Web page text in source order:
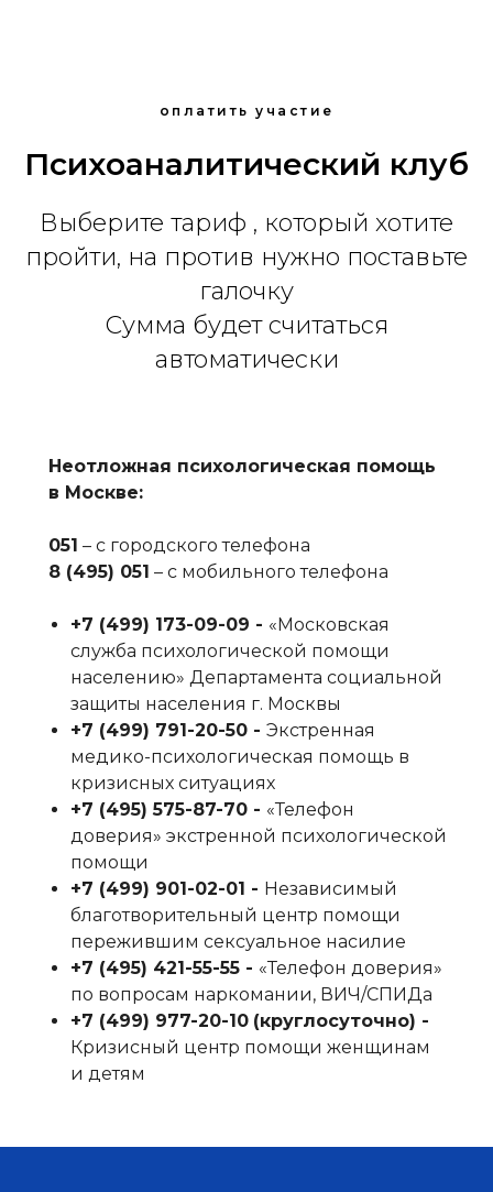
оплатить участие
Психоаналитический клуб
Выберите тариф , который хотите
пройти, на против нужно поставьте
галочку
Сумма будет считаться
автоматически
Неотложная психологическая помощь
в Москве:
051 – с городского телефона
8 (495) 051 – с мобильного телефона
+7 (499) 173-09-09‬ - «Московская
служба психологической помощи
населению» Департамента социальной
защиты населения г. Москвы
+7 (499) 791-20-50‬ - Экстренная
медико-психологическая помощь в
кризисных ситуациях
+7 (495) 575-87-70‬ - «Телефон
доверия» экстренной психологической
помощи
+7 (499) 901-02-01‬ - Независимый
благотворительный центр помощи
пережившим сексуальное насилие
+7 (495) 421-55-55‬ - «Телефон доверия»
по вопросам наркомании, ВИЧ/СПИДа
+7 (499) 977-20-10 (круглосуточно) -
Кризисный центр помощи женщинам
и детям